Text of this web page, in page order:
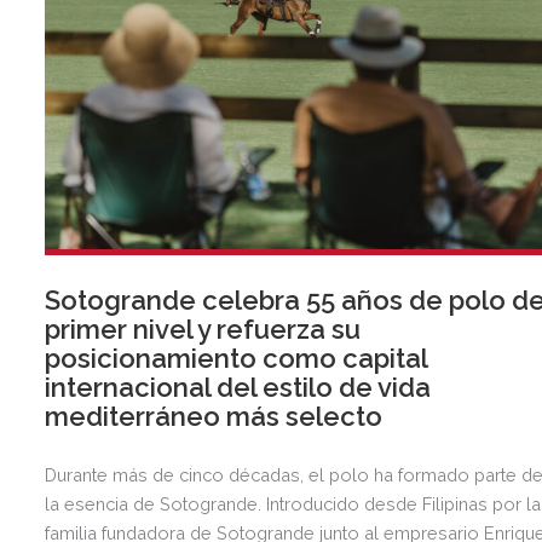
Sotogrande celebra 55 años de polo
primer nivel y refuerza su
posicionamiento como capital
internacional del estilo de vida
mediterráneo más selecto
Durante más de cinco décadas, el polo ha formado parte
la esencia de Sotogrande. Introducido desde Filipinas por la
familia fundadora de Sotogrande junto al empresario